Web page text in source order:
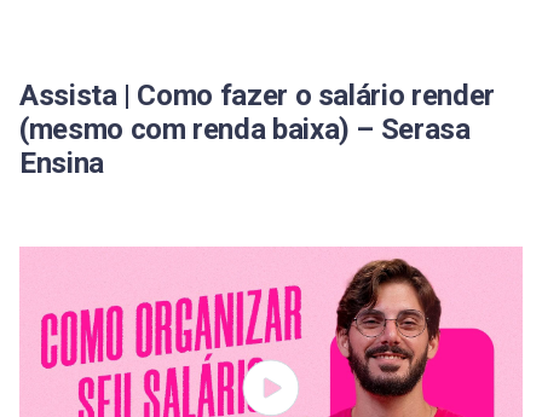
Como negociar dívidas e limpar o nome na Serasa
Dicas para evitar novas dívidas
Dicas para quem está muito endividado recomeçar
do zero
Ferramentas e hábitos para se manter no azul
Assista | Como fazer o salário render
(mesmo com renda baixa) – Serasa
Ensina